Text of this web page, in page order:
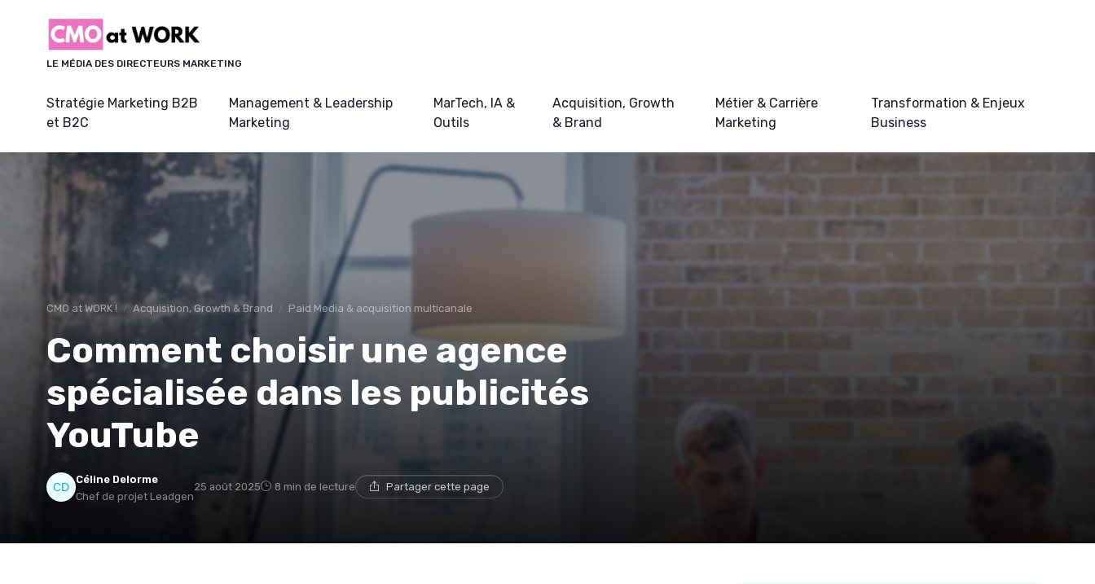
LE MÉDIA DES DIRECTEURS MARKETING
Stratégie Marketing B2B
et B2C
Management & Leadership
Marketing
MarTech, IA &
Outils
Acquisition, Growth
& Brand
Métier & Carrière
Marketing
Transformation & Enjeux
Business
CMO at WORK ! Acquisition, Growth & Brand Paid Media & acquisition multicanale
Comment choisir une agence
spécialisée dans les publicités
YouTube
Céline Delorme
Chef de projet Leadgen
25 août 2025 8 min de lecture Partager cette page